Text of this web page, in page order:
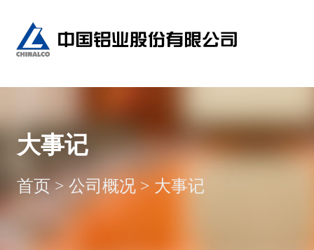
大事记
首页 > 公司概况 > 大事记